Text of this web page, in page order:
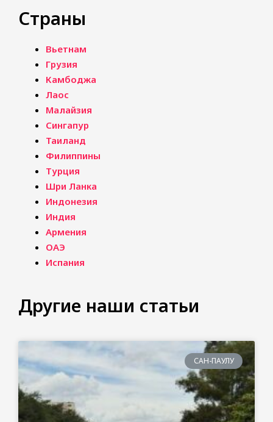
Страны
Вьетнам
Грузия
Камбоджа
Лаос
Малайзия
Сингапур
Таиланд
Филиппины
Турция
Шри Ланка
Индонезия
Индия
Армения
ОАЭ
Испания
Другие наши статьи
САН-ПАУЛУ